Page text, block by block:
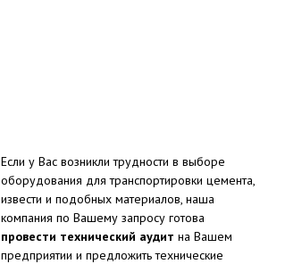
Если у Вас возникли трудности в выборе
оборудования для транспортировки цемента,
извести и подобных материалов, наша
компания по Вашему запросу готова
провести технический аудит на Вашем
предприятии и предложить технические